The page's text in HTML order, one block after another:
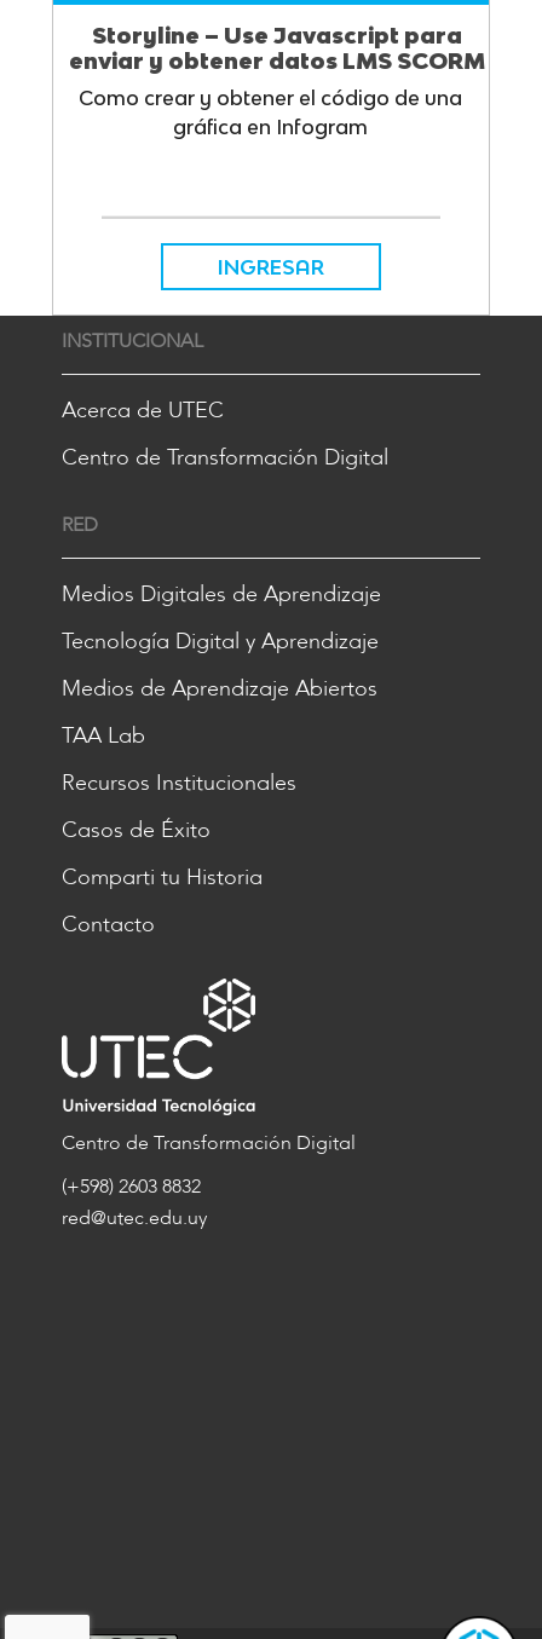
Storyline – Use Javascript para
enviar y obtener datos LMS SCORM
Como crear y obtener el código de una
gráfica en Infogram
INGRESAR
INSTITUCIONAL
Acerca de UTEC
Centro de Transformación Digital
RED
Medios Digitales de Aprendizaje
Tecnología Digital y Aprendizaje
Medios de Aprendizaje Abiertos
TAA Lab
Recursos Institucionales
Casos de Éxito
Comparti tu Historia
Contacto
Centro de Transformación Digital
(+598) 2603 8832
red@utec.edu.uy